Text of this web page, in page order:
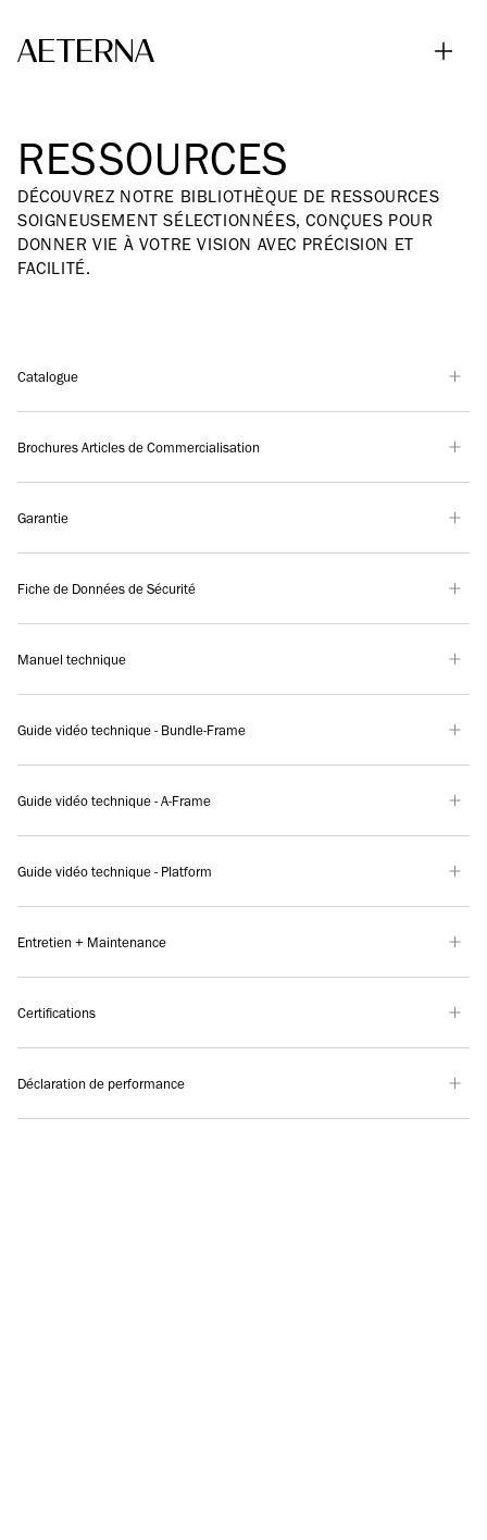
RESSOURCES
DÉCOUVREZ NOTRE BIBLIOTHÈQUE DE RESSOURCES
SOIGNEUSEMENT SÉLECTIONNÉES, CONÇUES POUR
DONNER VIE À VOTRE VISION AVEC PRÉCISION ET
FACILITÉ.
Catalogue
Brochures Articles de Commercialisation
Garantie
Fiche de Données de Sécurité
Manuel technique
Guide vidéo technique - Bundle-Frame
Guide vidéo technique - A-Frame
Guide vidéo technique - Platform
Entretien + Maintenance
Certifications
Déclaration de performance